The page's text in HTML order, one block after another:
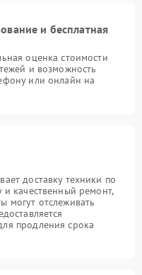
и бесплатная
оценка стоимости
и возможность
или онлайн на
доставку техники по
и качественный ремонт,
могут отслеживать
продления срока